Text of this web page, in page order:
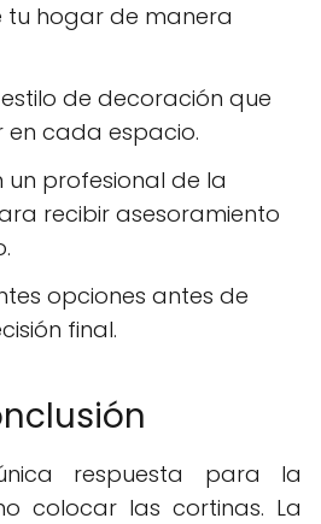
tu hogar de manera
de decoración que
en cada espacio.
un profesional de la
recibir asesoramiento
opciones antes de
final.
respuesta para la
colocar las cortinas. La